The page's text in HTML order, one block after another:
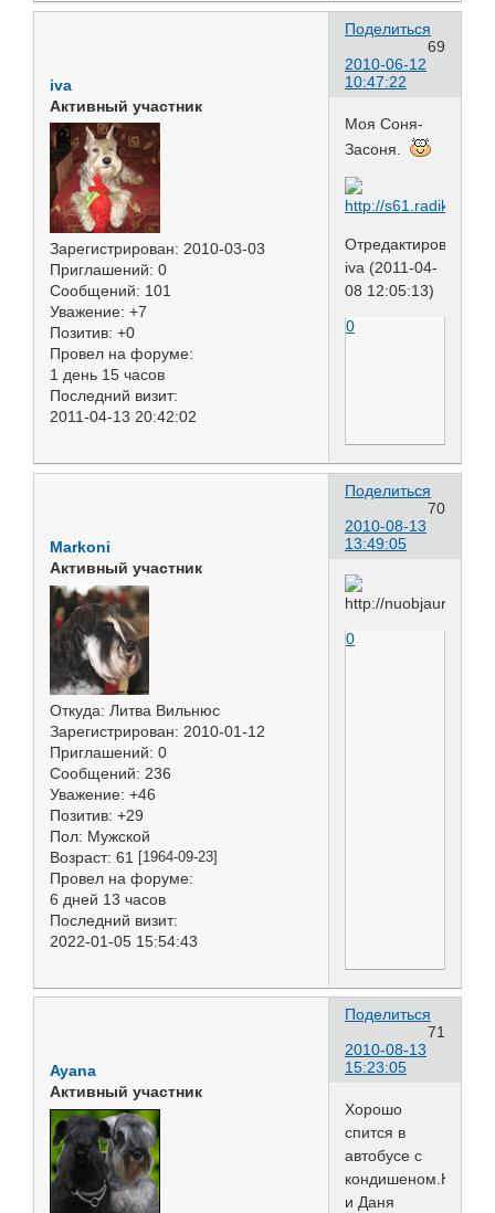
Поделиться
69
2010-06-12
10:47:22
iva
Активный участник
Зарегистрирован: 2010-03-03
Приглашений: 0
Сообщений: 101
Уважение: +7
Позитив: +0
Провел на форуме:
1 день 15 часов
Последний визит:
2011-04-13 20:42:02
Моя Соня-
Засоня.
Отредактировано
iva (2011-04-
08 12:05:13)
0
Поделиться
70
2010-08-13
13:49:05
Markoni
Активный участник
Откуда: Литва Вильнюс
Зарегистрирован: 2010-01-12
Приглашений: 0
Сообщений: 236
Уважение: +46
Позитив: +29
Пол: Мужской
Возраст: 61 [1964-09-23]
Провел на форуме:
6 дней 13 часов
Последний визит:
2022-01-05 15:54:43
0
Поделиться
71
2010-08-13
15:23:05
Ayana
Активный участник
Хорошо
спится в
автобусе с
кондишеном.Кэнди
и Даня